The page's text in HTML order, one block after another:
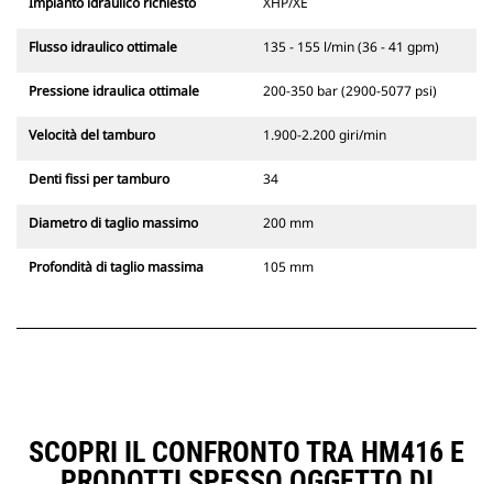
Flusso idraulico ottimale 135 - 155 l/min (36 - 41 gpm)
Pressione idraulica ottimale 200-350 bar (2900-5077 psi)
Velocità del tamburo 1.900-2.200 giri/min
Denti fissi per tamburo 34
Diametro di taglio massimo 200 mm
Profondità di taglio massima 105 mm
SCOPRI IL CONFRONTO TRA HM416 E